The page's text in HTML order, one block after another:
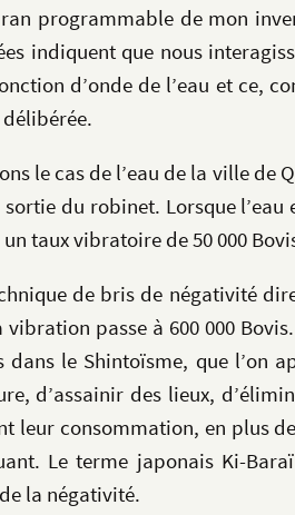
programmable de mon
indiquent que nous
d’onde de l’eau et ce,
le cas de l’eau de la ville de
sortie du robinet. Lorsque
taux vibratoire de 50 000
de bris de négativité
passe à 600 000
dans le Shintoïsme, que l’on
d’assainir des lieux,
leur consommation, en plus
Le terme japonais Ki-
la négativité.